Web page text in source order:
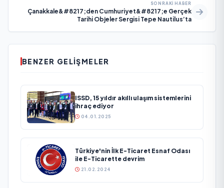
SONRAKI HABER
Çanakkale&#8217;den Cumhuriyet&#8217;e Gerçek
Tarihi Objeler Sergisi Tepe Nautilus’ta
BENZER GELIŞMELER
ISSD, 15 yıldır akıllı ulaşım sistemlerini
ihraç ediyor
04.01.2025
Türkiye'nin İlk E-Ticaret Esnaf Odası
ile E-Ticarette devrim
21.02.2024